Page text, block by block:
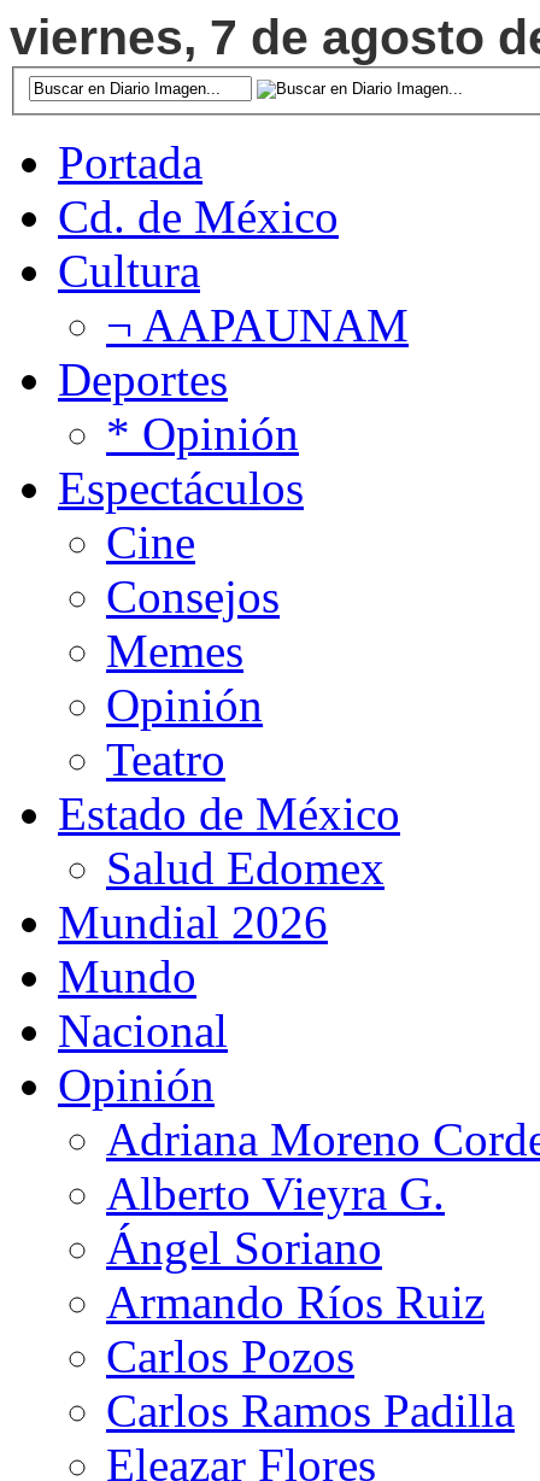
viernes, 7 de agosto
Portada
Cd. de México
Cultura
¬ AAPAUNAM
Deportes
* Opinión
Espectáculos
Cine
Consejos
Memes
Opinión
Teatro
Estado de México
Salud Edomex
Mundial 2026
Mundo
Nacional
Opinión
Adriana Moreno
Alberto Vieyra G.
Ángel Soriano
Armando Ríos Ruiz
Carlos Pozos
Carlos Ramos Padilla
Eleazar Flores